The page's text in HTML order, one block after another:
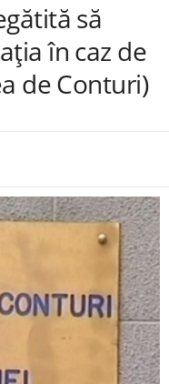
să
în caz de
de Conturi)